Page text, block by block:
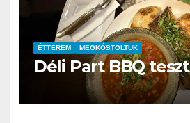
ÉTTEREM MEGKÓSTOLTUK
Déli Part BBQ teszt